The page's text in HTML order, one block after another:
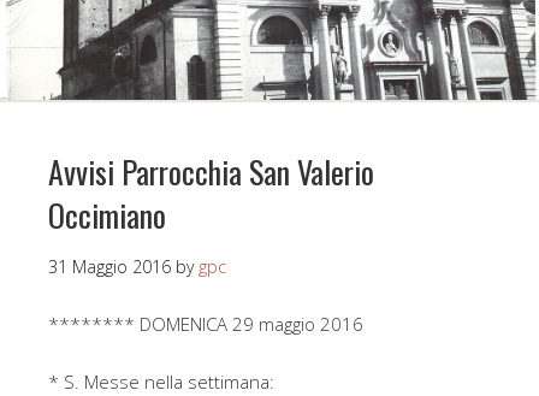
Avvisi Parrocchia San Valerio
Occimiano
31 Maggio 2016 by gpc
******** DOMENICA 29 maggio 2016
* S. Messe nella settimana: